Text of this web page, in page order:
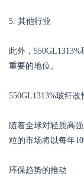
5. 其他行业
此外，
重要的地位。
550GL1313%玻纤
随着全球对轻质高
粒的市场将以每年
环保趋势的推动